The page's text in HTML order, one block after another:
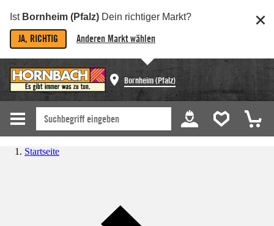
Ist Bornheim (Pfalz) Dein richtiger Markt?
JA, RICHTIG Anderen Markt wählen
Bornheim (Pfalz)
Startseite